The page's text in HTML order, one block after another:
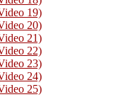
19)
20)
21)
22)
23)
24)
25)